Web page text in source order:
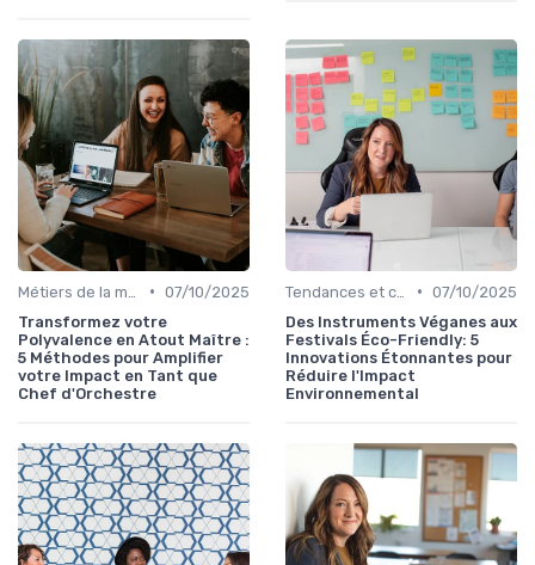
• 07/10/2025
Transformez votre
Polyvalence en Atout Maître :
5 Méthodes pour Amplifier
votre Impact en Tant que
Chef d'Orchestre
• 07/10/2025
Des Instruments Véganes aux
Festivals Éco-Friendly: 5
Innovations Étonnantes pour
Réduire l'Impact
Environnemental